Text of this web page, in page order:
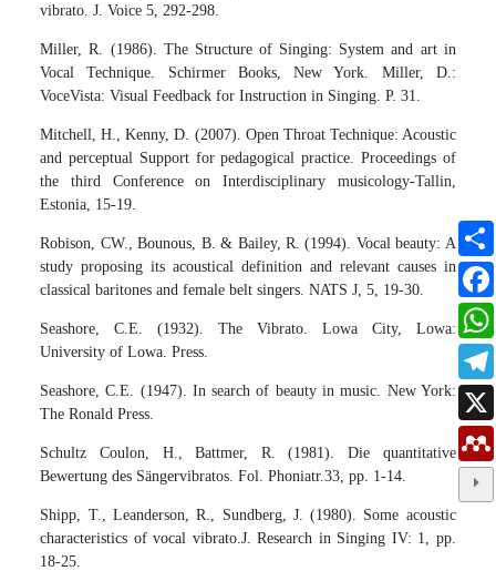
vibrato. J. Voice 5, 292-298.
Miller, R. (1986). The Structure of Singing: System and art in
Vocal Technique. Schirmer Books, New York. Miller, D.:
VoceVista: Visual Feedback for Instruction in Singing. P. 31.
Mitchell, H., Kenny, D. (2007). Open Throat Technique: Acoustic
and perceptual Support for pedagogical practice. Proceedings of
the third Conference on Interdisciplinary musicology-Tallin,
Estonia, 15-19.
Robison, CW., Bounous, B. & Bailey, R. (1994). Vocal beauty: A
study proposing its acoustical definition and relevant causes in
classical baritones and female belt singers. NATS J, 5, 19-30.
Seashore, C.E. (1932). The Vibrato. Lowa City, Lowa:
University of Lowa. Press.
Seashore, C.E. (1947). In search of beauty in music. New York:
The Ronald Press.
Schultz Coulon, H., Battmer, R. (1981). Die quantitative
Bewertung des Sängervibratos. Fol. Phoniatr.33, pp. 1-14.
Shipp, T., Leanderson, R., Sundberg, J. (1980). Some acoustic
characteristics of vocal vibrato.J. Research in Singing IV: 1, pp.
18-25.